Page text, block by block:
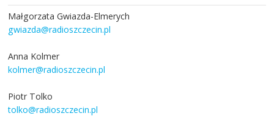
Małgorzata Gwiazda-Elmerych
gwiazda@radioszczecin.pl
Anna Kolmer
kolmer@radioszczecin.pl
Piotr Tolko
tolko@radioszczecin.pl